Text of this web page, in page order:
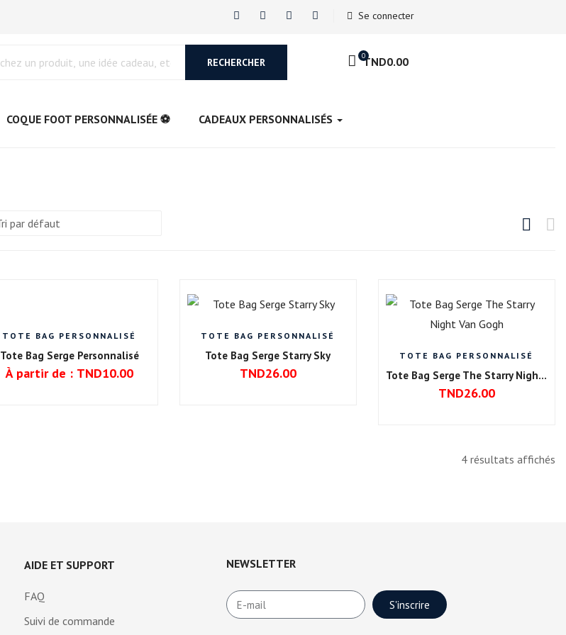
Se connecter
RECHERCHER
0TND0.00
COQUE FOOT PERSONNALISÉE ⚽ CADEAUX PERSONNALISÉS
TOTE BAG PERSONNALISÉ
Tote Bag Serge Personnalisé
À partir de : TND10.00
TOTE BAG PERSONNALISÉ
Tote Bag Serge Starry Sky
TND26.00
TOTE BAG PERSONNALISÉ
Tote Bag Serge The Starry Night Van Gogh
TND26.00
4 résultats affichés
AIDE ET SUPPORT
FAQ
Suivi de commande
NEWSLETTER
S'inscrire